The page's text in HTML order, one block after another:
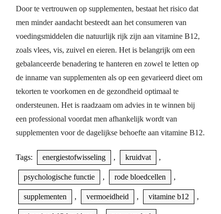
Door te vertrouwen op supplementen, bestaat het risico dat
men minder aandacht besteedt aan het consumeren van
voedingsmiddelen die natuurlijk rijk zijn aan vitamine B12,
zoals vlees, vis, zuivel en eieren. Het is belangrijk om een
gebalanceerde benadering te hanteren en zowel te letten op
de inname van supplementen als op een gevarieerd dieet om
tekorten te voorkomen en de gezondheid optimaal te
ondersteunen. Het is raadzaam om advies in te winnen bij
een professional voordat men afhankelijk wordt van
supplementen voor de dagelijkse behoefte aan vitamine B12.
Tags: energiestofwisseling , kruidvat ,
psychologische functie , rode bloedcellen ,
supplementen , vermoeidheid , vitamine b12 ,